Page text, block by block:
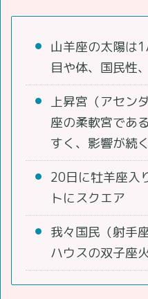
山羊座の太陽は
目や体、国民性
上昇宮（アセン
座の柔軟宮であ
すく、影響が続
20日に牡羊座入
トにスクエア
我々国民（射手
ハウスの双子座